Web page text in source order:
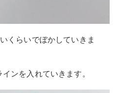
くらいでぼかしていきま
を入れていきます。